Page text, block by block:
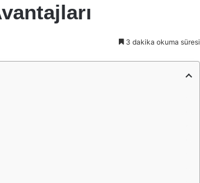
3 dakika okuma süresi